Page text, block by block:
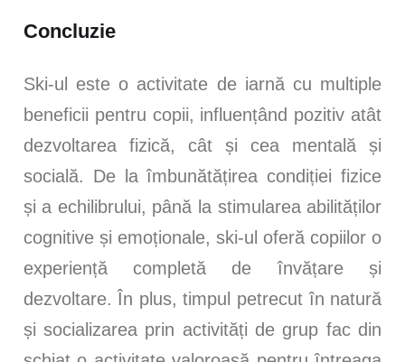
Concluzie
Ski-ul este o activitate de iarnă cu multiple
beneficii pentru copii, influențând pozitiv atât
dezvoltarea fizică, cât și cea mentală și
socială. De la îmbunătățirea condiției fizice
și a echilibrului, până la stimularea abilităților
cognitive și emoționale, ski-ul oferă copiilor o
experiență completă de învățare și
dezvoltare. În plus, timpul petrecut în natură
și socializarea prin activități de grup fac din